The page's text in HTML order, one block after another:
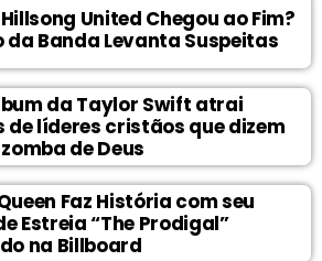
United Chegou ao Fim?
da Banda Levanta Suspeitas
da Taylor Swift atrai
líderes cristãos que dizem
de Deus
Faz História com seu
Estreia “The Prodigal”
na Billboard